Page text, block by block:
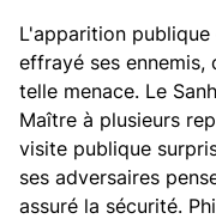
L'apparition
effrayé ses ennemis,
telle menace. Le
Maître à plusieurs
visite publique
ses adversaires
assuré la sécurité.